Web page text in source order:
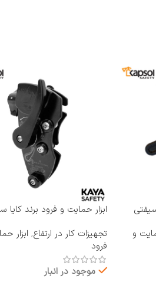
و
ابزار حمایت و فرود برند کایا
تجهیزات کار در ارتفاع, ابزار
فرود
موجود در انبار